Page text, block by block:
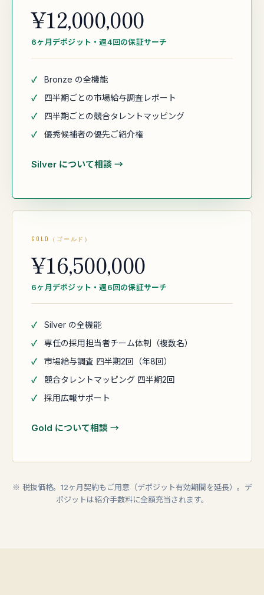
¥12,000,000
6ヶ月デポジット・週4回の保証サーチ
✓
Bronze の全機能
✓
四半期ごとの市場給与調査レポート
✓
四半期ごとの競合タレントマッピング
✓
優秀候補者の優先ご紹介権
Silver について相談 →
GOLD（ゴールド）
¥16,500,000
6ヶ月デポジット・週6回の保証サーチ
✓
Silver の全機能
✓
専任の採用担当者チーム体制（複数名）
✓
市場給与調査 四半期2回（年8回）
✓
競合タレントマッピング 四半期2回
✓
採用広報サポート
Gold について相談 →
※ 税抜価格。12ヶ月契約もご用意（デポジット有効期間を延長）。デ
ポジットは紹介手数料に全額充当されます。